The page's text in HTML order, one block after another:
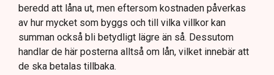
beredd att låna ut, men eftersom kostnaden påverkas
av hur mycket som byggs och till vilka villkor kan
summan också bli betydligt lägre än så. Dessutom
handlar de här posterna alltså om lån, vilket innebär att
de ska betalas tillbaka.